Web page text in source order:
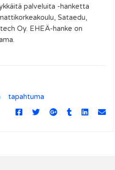
palveluita -hanketta
Sataedu,
Oy. EHEÄ-hanke on
tapahtuma